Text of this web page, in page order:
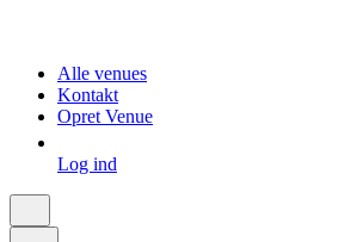
Alle venues
Kontakt
Opret Venue
Log ind